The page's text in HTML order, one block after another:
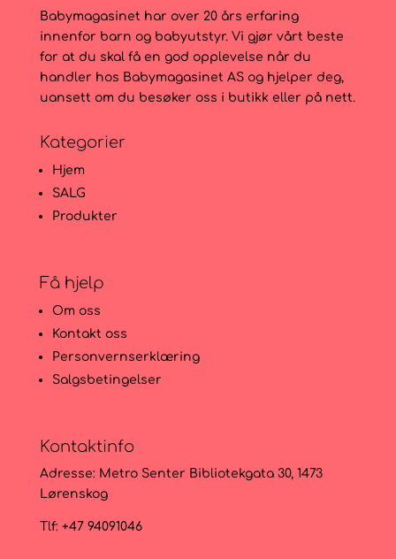
Babymagasinet har over 20 års erfaring
innenfor barn og babyutstyr. Vi gjør vårt beste
for at du skal få en god opplevelse når du
handler hos Babymagasinet AS og hjelper deg,
uansett om du besøker oss i butikk eller på nett.
Kategorier
Hjem
SALG
Produkter
Få hjelp
Om oss
Kontakt oss
Personvernserklæring
Salgsbetingelser
Kontaktinfo
Adresse: Metro Senter Bibliotekgata 30, 1473
Lørenskog
Tlf: +47 94091046